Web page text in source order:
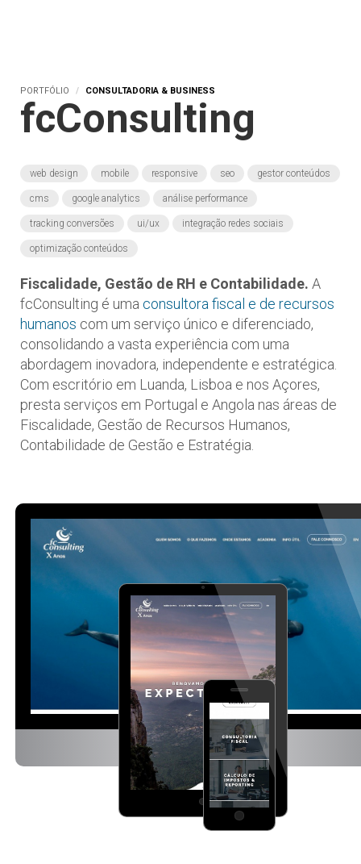
PORTFÓLIO CONSULTADORIA & BUSINESS
fcConsulting
web design mobile responsive seo gestor conteúdos
cms google analytics análise performance
tracking conversões ui/ux integração redes sociais
optimização conteúdos
Fiscalidade, Gestão de RH e Contabilidade. A
fcConsulting é uma consultora fiscal e de recursos
humanos com um serviço único e diferenciado,
consolidando a vasta experiência com uma
abordagem inovadora, independente e estratégica.
Com escritório em Luanda, Lisboa e nos Açores,
presta serviços em Portugal e Angola nas áreas de
Fiscalidade, Gestão de Recursos Humanos,
Contabilidade de Gestão e Estratégia.